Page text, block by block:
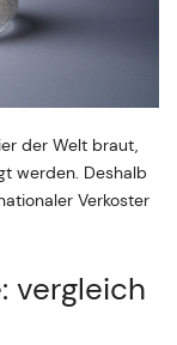
der Welt braut,
werden. Deshalb
Verkoster
vergleich